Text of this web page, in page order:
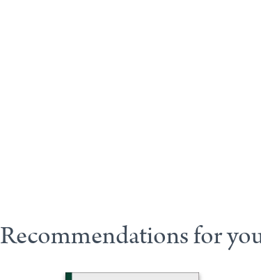
Recommendations for